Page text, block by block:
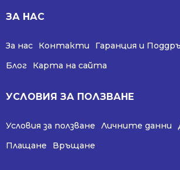
ЗА НАС
За нас Контакти Гаранция и
Блог
Карта на сайта
УСЛОВИЯ ЗА ПОЛЗВАНЕ
Условия за ползване Личните данни
Плащане
Връщане